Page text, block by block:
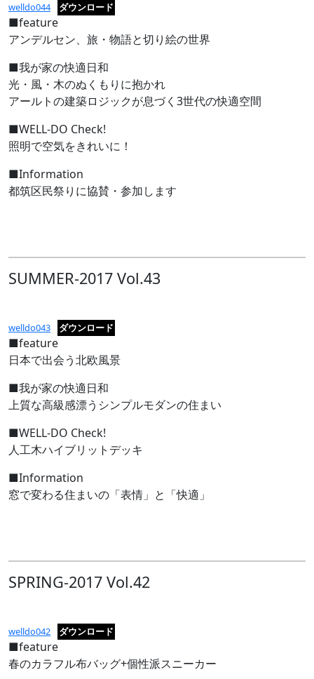
welldo044 ダウンロード
■feature
アンデルセン、旅・物語と切り絵の世界
■我が家の快適日和
光・風・木のぬくもりに抱かれ
アールトの建築ロジックが息づく3世代の快適空間
■WELL-DO Check!
照明で空気をきれいに！
■Information
都筑区民祭りに協賛・参加します
SUMMER-2017 Vol.43
welldo043 ダウンロード
■feature
日本で出会う北欧風景
■我が家の快適日和
上質な高級感漂うシンプルモダンの住まい
■WELL-DO Check!
人工木ハイブリットデッキ
■Information
窓で変わる住まいの「表情」と「快適」
SPRING-2017 Vol.42
welldo042 ダウンロード
■feature
春のカラフル布バッグ+個性派スニーカー